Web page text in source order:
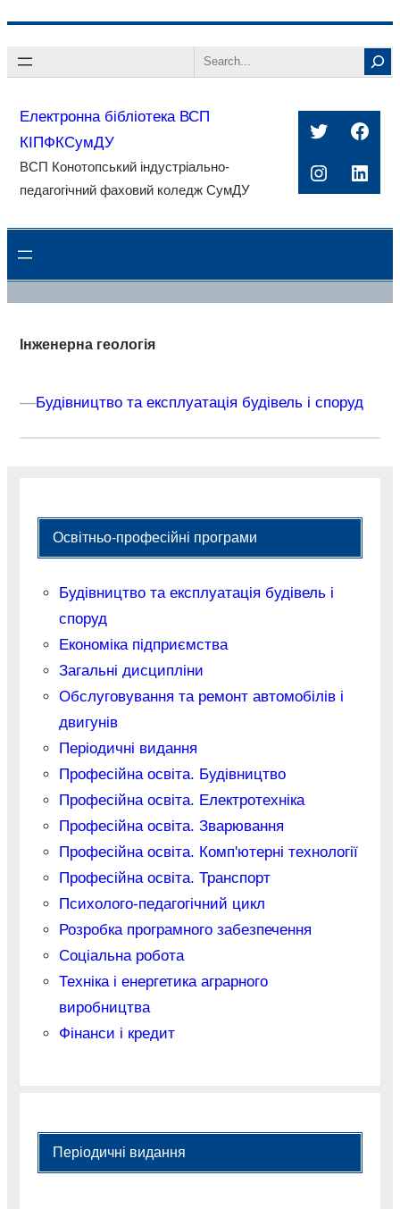
до
Search
Електронна бібліотека ВСП
КІПФКСумДУ
ВСП Конотопський індустріально-
педагогічний фаховий коледж СумДУ
Twitter
Інженерна геологія
––Будівництво та експлуатація будівель і споруд
Освітньо-професійні програми
Будівництво та експлуатація будівель і
споруд
Економіка підприємства
Загальні дисципліни
Обслуговування та ремонт автомобілів і
двигунів
Періодичні видання
Професійна освіта. Будівництво
Професійна освіта. Електротехніка
Професійна освіта. Зварювання
Професійна освіта. Комп'ютерні технології
Професійна освіта. Транспорт
Психолого-педагогічний цикл
Розробка програмного забезпечення
Соціальна робота
Техніка і енергетика аграрного
виробництва
Фінанси і кредит
Періодичні видання